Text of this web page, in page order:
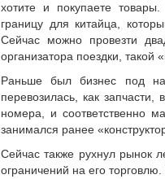
хотите и покупаете
границу для китайца,
Сейчас можно провезти
организатора поездки,
Раньше был бизнес под
перевозилась, как
номера, и соответственно
занимался ранее
Сейчас также рухнул рынок
ограничений на его